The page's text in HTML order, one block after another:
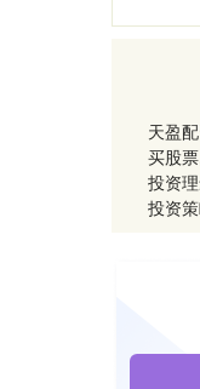
天盈
买股
投资
投资